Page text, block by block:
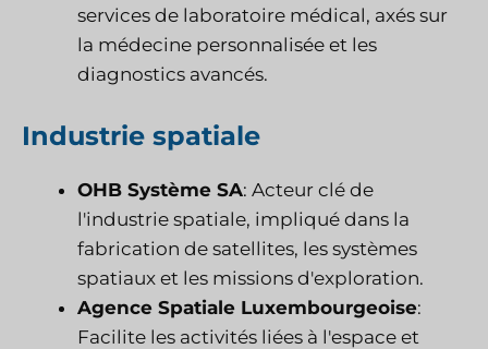
services de laboratoire médical, axés sur
la médecine personnalisée et les
diagnostics avancés.
Industrie spatiale
OHB Système SA: Acteur clé de
l'industrie spatiale, impliqué dans la
fabrication de satellites, les systèmes
spatiaux et les missions d'exploration.
Agence Spatiale Luxembourgeoise:
Facilite les activités liées à l'espace et